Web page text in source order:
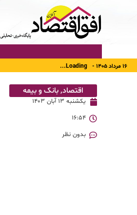
۱۶ مرداد ۱۴۰۵ - Loading...
اقتصاد,بانک و بیمه
یکشنبه ۱۳ آبان ۱۴۰۳
۱۶:۵۴
بدون نظر